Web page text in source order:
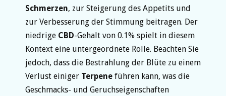
Schmerzen, zur Steigerung des Appetits und
zur Verbesserung der Stimmung beitragen. Der
niedrige CBD-Gehalt von 0.1% spielt in diesem
Kontext eine untergeordnete Rolle. Beachten Sie
jedoch, dass die Bestrahlung der Blüte zu einem
Verlust einiger Terpene führen kann, was die
Geschmacks- und Geruchseigenschaften